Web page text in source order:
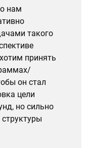
нам
такого
принять
он стал
цели
но сильно